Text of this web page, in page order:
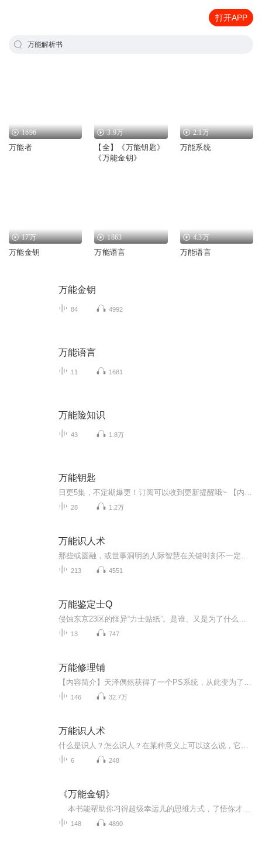
打开APP
万能解析书
1696
万能者
3.9万
【全】《万能钥匙》
《万能金钥》
2.1万
万能系统
17万
万能金钥
1863
万能语言
4.3万
万能语言
万能金钥
84 4992
万能语言
11 1681
万能险知识
43 1.8万
万能钥匙
28 1.2万
万能识人术
213 4551
万能鉴定士Q
13 747
万能修理铺
146 32.7万
万能识人术
6 248
《万能金钥》
148 4890